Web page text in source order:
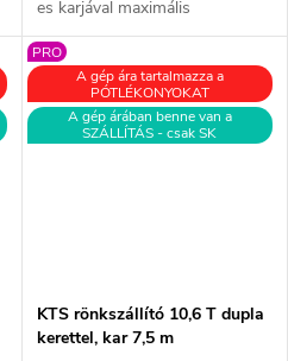
es karjával maximális
teherbírást, stabilitást és akár
370°-os forgathatóságot kínál.
Ideális gép nehéz
faanyagmozgatáshoz, amely
növeli a hatékonyságot és
PRO
A gép ára tartalmazza a
PÓTLÉKONYOKAT
A gép árában benne van a
SZÁLLÍTÁS - csak SK
KTS rönkszállító 10,6 T dupla
kerettel, kar 7,5 m